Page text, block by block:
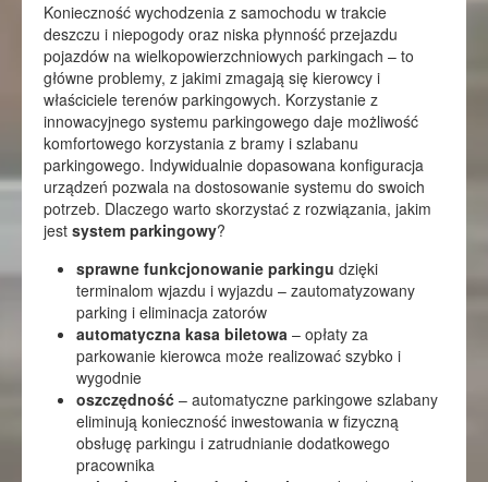
Konieczność wychodzenia z samochodu w trakcie
deszczu i niepogody oraz niska płynność przejazdu
pojazdów na wielkopowierzchniowych parkingach – to
główne problemy, z jakimi zmagają się kierowcy i
właściciele terenów parkingowych. Korzystanie z
innowacyjnego systemu parkingowego daje możliwość
komfortowego korzystania z bramy i szlabanu
parkingowego. Indywidualnie dopasowana konfiguracja
urządzeń pozwala na dostosowanie systemu do swoich
potrzeb. Dlaczego warto skorzystać z rozwiązania, jakim
jest system parkingowy?
sprawne funkcjonowanie parkingu dzięki
terminalom wjazdu i wyjazdu – zautomatyzowany
parking i eliminacja zatorów
automatyczna kasa biletowa – opłaty za
parkowanie kierowca może realizować szybko i
wygodnie
oszczędność – automatyczne parkingowe szlabany
eliminują konieczność inwestowania w fizyczną
obsługę parkingu i zatrudnianie dodatkowego
pracownika